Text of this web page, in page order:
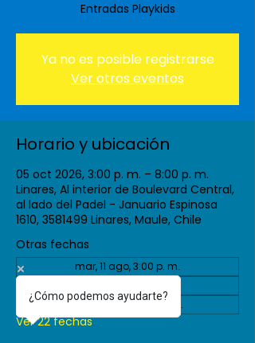
Entradas Playkids
Ya no es posible registrarse
Ver otros eventos
Horario y ubicación
05 oct 2026, 3:00 p. m. – 8:00 p. m.
Linares, Al interior de Boulevard Central,
al lado del Padel - Januario Espinosa
1610, 3581499 Linares, Maule, Chile
Otras fechas
mar, 11 ago, 3:00 p. m.
mar, 08 sept, 3:00 p. m.
Ver 22 fechas
¿Cómo podemos ayudarte?